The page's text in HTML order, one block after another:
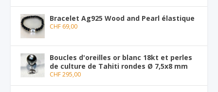
Bracelet Ag925 Wood and Pearl élastique
CHF 69,00
Boucles d'oreilles or blanc 18kt et perles
de culture de Tahiti rondes Ø 7,5x8 mm
CHF295,00